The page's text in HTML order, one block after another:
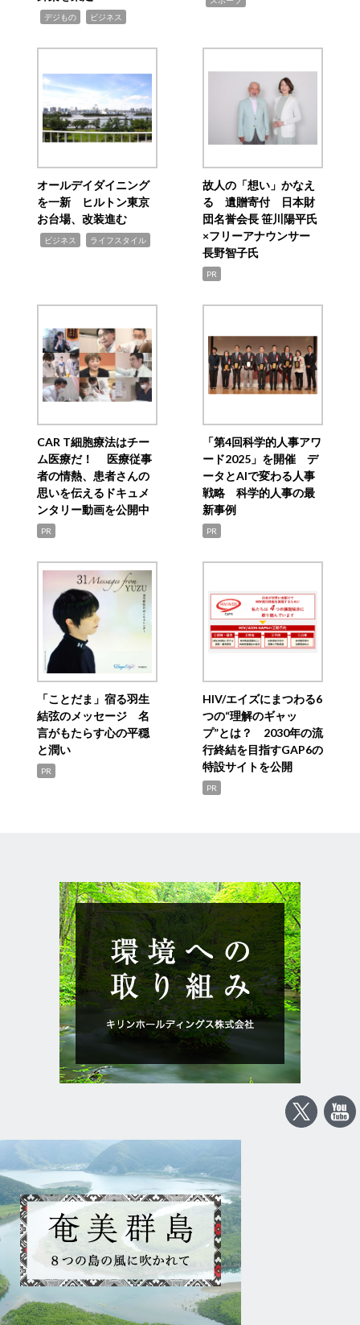
デジもの ビジネス
オールデイダイニング
を一新 ヒルトン東京
お台場、改装進む
ビジネス ライフスタイル
故人の「想い」かなえ
る 遺贈寄付 日本財
団名誉会長 笹川陽平氏
×フリーアナウンサー
長野智子氏
PR
CAR T細胞療法はチー
ム医療だ！ 医療従事
者の情熱、患者さんの
思いを伝えるドキュメ
ンタリー動画を公開中
PR
「第4回科学的人事アワ
ード2025」を開催 デ
ータとAIで変わる人事
戦略 科学的人事の最
新事例
PR
「ことだま」宿る羽生
結弦のメッセージ 名
言がもたらす心の平穏
と潤い
PR
HIV/エイズにまつわる6
つの“理解のギャッ
プ”とは？ 2030年の流
行終結を目指すGAP6の
特設サイトを公開
PR